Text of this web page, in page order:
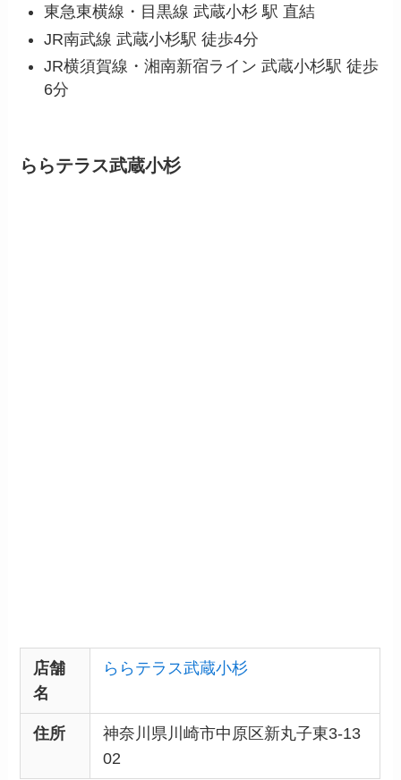
東急東横線・目黒線 武蔵小杉 駅 直結
JR南武線 武蔵小杉駅 徒歩4分
JR横須賀線・湘南新宿ライン 武蔵小杉駅 徒歩
6分
ららテラス武蔵小杉
店舗
名
ららテラス武蔵小杉
住所
神奈川県川崎市中原区新丸子東3-13
02